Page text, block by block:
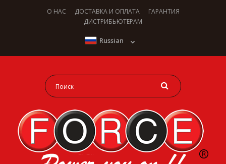
О НАС ДОСТАВКА И ОПЛАТА
ГАРАНТИЯ
ДИСТРИБЬЮТЕРАМ
Russian